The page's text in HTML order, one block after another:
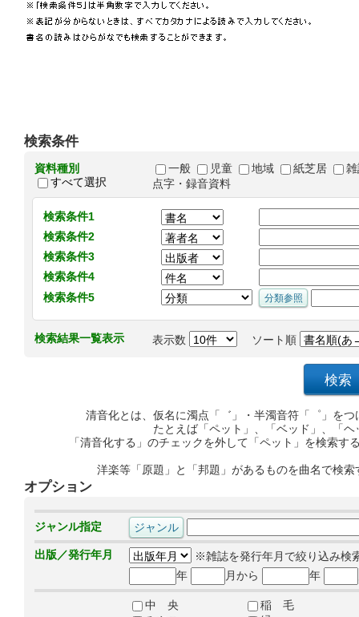
検索条件
資料種別
すべて選択
一般 児童 地域 紙芝居
点字・録音資料
検索条件1
検索条件2
検索条件3
検索条件4
検索条件5
検索結果一覧表示 表示数 ソート順
清音化とは、仮名に濁点「゛」・半濁音符「゜」を
たとえば「ペット」、「ベッド」、「
「清音化する」のチェックを外して「ペット」を検索
洋楽等「原題」と「邦題」があるものを曲名で検
オプション
ジャンル指定
出版／発行年月
※雑誌を発行年月で絞り込み検
年
月から 年
中 央
稲 毛